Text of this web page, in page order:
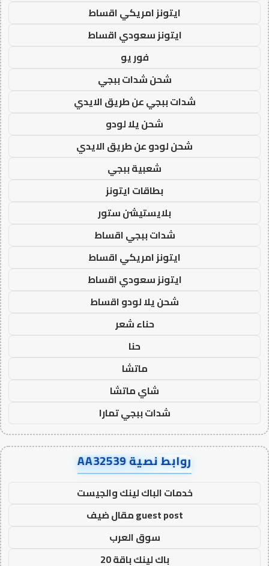
ايتونز امريكي اقساط
ايتونز سعودي اقساط
فور يو
شحن شدات ببجي
شدات ببجي عن طريق الايدي
شحن يلا لودو
شحن لودو عن طريق الايدي
شعبية ببجي
بطاقات ايتونز
بلايستيشن ستور
شدات ببجي اقساط
ايتونز امريكي اقساط
ايتونز سعودي اقساط
شحن يلا لودو اقساط
حناء شعر
حنا
ماتشا
شاي ماتشا
شدات ببجي تمارا
روابط نصية AA32539
خدمات الباك لينك والجيست
guest post مقال ضيف
سوق العرب
باك لينك باقة 20